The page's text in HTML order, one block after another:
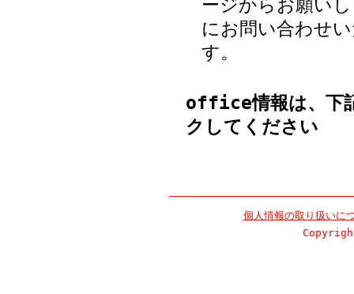
ージからお願い
にお問い合わせ
す。
office情報は、
クしてください
個人情報の取り扱いに